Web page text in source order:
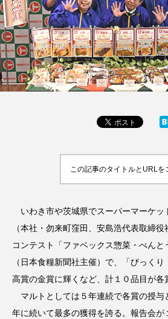
この記事のタイトルとURLを
いわき市や茨城県でスーパーマーケッ
（本社・勿来町窪田、安島浩代表取締
コンテスト「ファベックス惣菜・べんと
（日本食糧新聞社主催）で、「びっく
高賞の金賞に輝くなど、計１０品目が各
マルトとしては５年連続で各賞の授与
年に続いて最多の獲得を誇る。報告会が